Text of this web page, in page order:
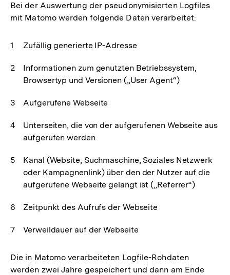
Bei der Auswertung der pseudonymisierten Logfiles
mit Matomo werden folgende Daten verarbeitet:
Zufällig generierte IP-Adresse
Informationen zum genutzten Betriebssystem,
Browsertyp und Versionen („User Agent“)
Aufgerufene Webseite
Unterseiten, die von der aufgerufenen Webseite aus
aufgerufen werden
Kanal (Website, Suchmaschine, Soziales Netzwerk
oder Kampagnenlink) über den der Nutzer auf die
aufgerufene Webseite gelangt ist („Referrer“)
Zeitpunkt des Aufrufs der Webseite
Verweildauer auf der Webseite
Die in Matomo verarbeiteten Logfile-Rohdaten
werden zwei Jahre gespeichert und dann am Ende